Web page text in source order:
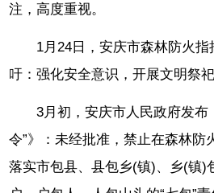
注，高度重视。
1月24日，安庆市森林防火
吁：强化安全意识，开展文明祭祀
3月初，安庆市人民政府发布
令”》：未经批准，禁止在森林防
落实市包县、县包乡(镇)、乡(镇)